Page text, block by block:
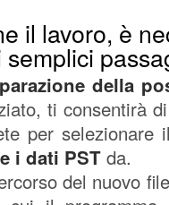
il lavoro, è
della
ti consentirà
per selezionare
i dati PSTda.
del nuovo